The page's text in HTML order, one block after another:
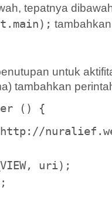
tepatnya
untuk
tambahkan
() {
uri);